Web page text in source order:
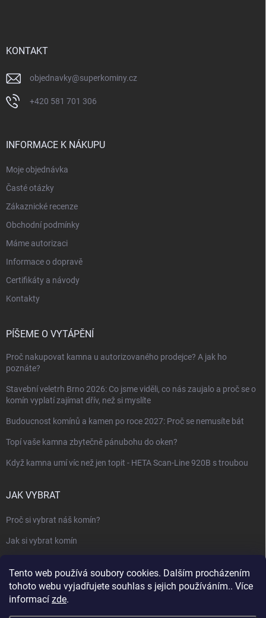
Tento web používá soubory cookies. Dalším procházením
tohoto webu vyjadřujete souhlas s jejich používáním.. Více
informací zde.
KONTAKT
objednavky@superkominy.cz
+420 581 701 306
INFORMACE K NÁKUPU
Moje objednávka
Časté otázky
Zákaznické recenze
Obchodní podmínky
Máme autorizaci
Informace o dopravě
Certifikáty a návody
Kontakty
PÍŠEME O VYTÁPĚNÍ
Proč nakupovat kamna u autorizovaného prodejce? A jak ho
poznáte?
Stavební veletrh Brno 2026: Co jsme viděli, co nás zaujalo a proč se o
komín vyplatí zajímat dřív, než si myslíte
Budoucnost komínů a kamen po roce 2027: Proč se nemusíte bát
Topí vaše kamna zbytečně pánubohu do oken?
Když kamna umí víc než jen topit - HETA Scan-Line 920B s troubou
JAK VYBRAT
Proč si vybrat náš komín?
Jak si vybrat komín
Jak vybrat kamna nebo krbovou vložku
Jak postavit krbovou obestavbu